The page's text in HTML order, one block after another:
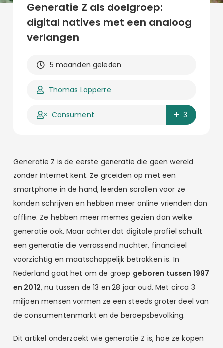
Generatie Z als doelgroep:
digital natives met een analoog
verlangen
5 maanden geleden
Thomas Lapperre
Consument 3
Generatie Z is de eerste generatie die geen wereld
zonder internet kent. Ze groeiden op met een
smartphone in de hand, leerden scrollen voor ze
konden schrijven en hebben meer online vrienden dan
offline. Ze hebben meer memes gezien dan welke
generatie ook. Maar achter dat digitale profiel schuilt
een generatie die verrassend nuchter, financieel
voorzichtig en maatschappelijk betrokken is. In
Nederland gaat het om de groep geboren tussen 1997
en 2012, nu tussen de 13 en 28 jaar oud. Met circa 3
miljoen mensen vormen ze een steeds groter deel van
de consumentenmarkt en de beroepsbevolking.
Dit artikel onderzoekt wie generatie Z is, hoe ze kopen